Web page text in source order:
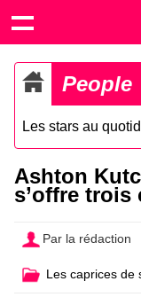
People
Les stars au
Ashton
s’offre trois
Par la rédaction
Les caprices de